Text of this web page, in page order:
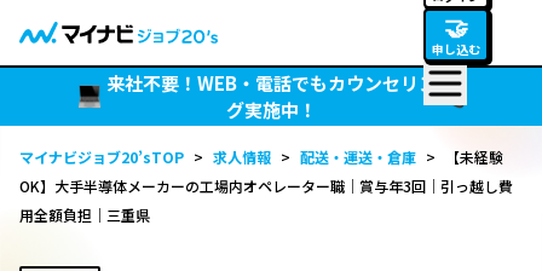
🤝
申し込む
来社不要！WEB・電話でもカウンセリン
グ実施中！
マイナビジョブ20’sTOP > 求人情報 > 配送・運送・倉庫 >
【未経験
OK】大手半導体メーカーの工場内オペレーター職｜賞与年3回｜引っ越し費
用全額負担｜三重県